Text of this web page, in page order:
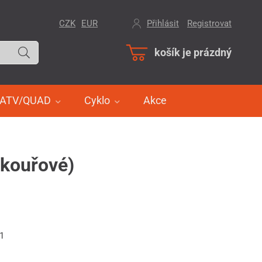
košík je prázdný
ATV/QUAD Cyklo Akce
CZK EUR Přihlásit Registrovat